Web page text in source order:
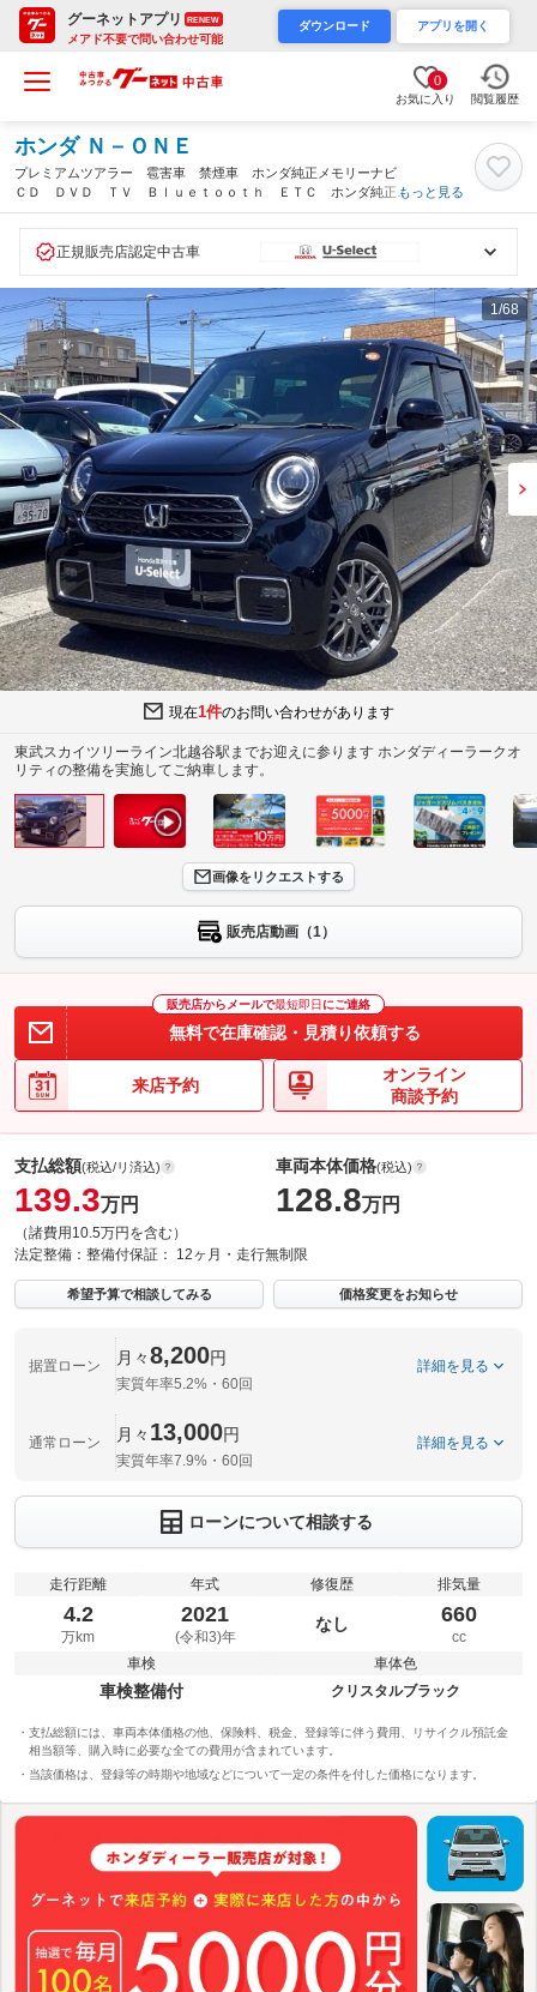
グーネットアプリ RENEW
メアド不要で問い合わせ可能
ダウンロード アプリを開く
0
お気に入り 閲覧履歴
ホンダ Ｎ－ＯＮＥ
プレミアムツアラー 雹害車 禁煙車 ホンダ純正メモリーナビ
ＣＤ ＤＶＤ ＴＶ Ｂｌｕｅｔｏｏｔｈ ＥＴＣ ホンダ純正前
後ドラレコ ホンダセンシング 電動パーキングブレーキ Ｒカメ
もっと見る
正規販売店認定中古車
1 /68
現在1件のお問い合わせがあります
東武スカイツリーライン北越谷駅までお迎えに参ります ホンダディーラークオ
リティの整備を実施してご納車します。
画像をリクエストする
販売店動画（1）
販売店からメールで最短即日 にご連絡
無料で在庫確認・見積り依頼する
来店予約
オンライン
商談予約
支払総額(税込/リ済込)
139.3万円
（諸費用10.5万円を含む）
車両本体価格(税込)
128.8万円
法定整備： 整備付保証： 12ヶ月・走行無制限
希望予算で相談してみる 価格変更をお知らせ
据置ローン 月々8,200円
実質年率5.2%・60回
詳細を見る
通常ローン 月々 13,000円
実質年率7.9%・60回
詳細を見る
ローンについて相談する
走行距離
4.2
万km
年式
2021
(令和3)年
修復歴
なし
排気量
660
cc
車検
車検整備付
車体色
クリスタルブラック
支払総額には、車両本体価格の他、保険料、税金、登録等に伴う費用、リサイクル預託金
相当額等、購入時に必要な全ての費用が含まれています。
当該価格は、登録等の時期や地域などについて一定の条件を付した価格になります。